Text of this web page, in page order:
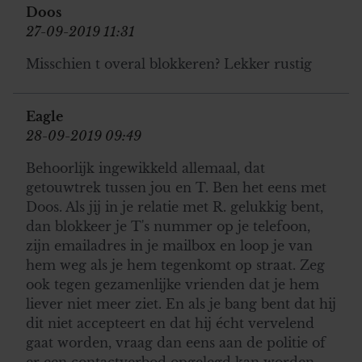
Doos
27-09-2019 11:31
Misschien t overal blokkeren? Lekker rustig
Eagle
28-09-2019 09:49
Behoorlijk ingewikkeld allemaal, dat
getouwtrek tussen jou en T. Ben het eens met
Doos. Als jij in je relatie met R. gelukkig bent,
dan blokkeer je T's nummer op je telefoon,
zijn emailadres in je mailbox en loop je van
hem weg als je hem tegenkomt op straat. Zeg
ook tegen gezamenlijke vrienden dat je hem
liever niet meer ziet. En als je bang bent dat hij
dit niet accepteert en dat hij écht vervelend
gaat worden, vraag dan eens aan de politie of